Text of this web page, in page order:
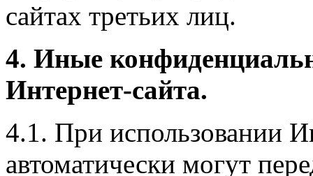
сайтах третьих лиц.
4. Иные
Интернет-сайта.
4.1. При использовании
автоматически могут